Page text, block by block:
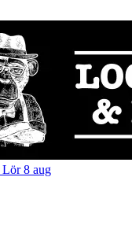
Lör 8 aug